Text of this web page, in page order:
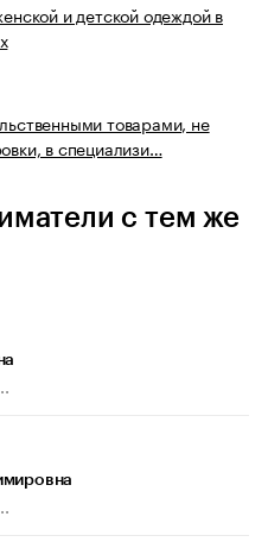
и детской одеждой в
товарами, не
в специализи…
с тем же